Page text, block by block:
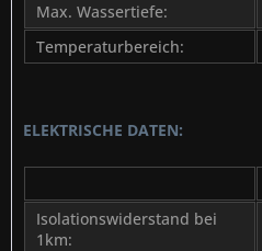
Max. Wassertiefe:
Temperaturbereich:
ELEKTRISCHE DATEN:
Isolationswiderstand bei
1km: